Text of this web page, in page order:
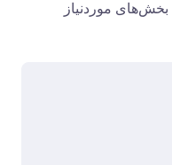
بخش‌های موردنیاز